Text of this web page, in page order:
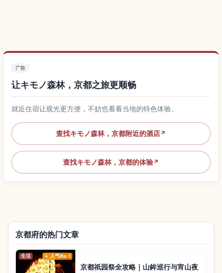
广告
让キモノ森林，京都之旅更顺畅
就近住宿让观光更方便，不妨也看看当地的特色体验。
查找キモノ森林，京都附近的酒店↗
查找キモノ森林，京都的体验↗
京都府的热门文章
生活 人气No.1
京都祇园祭全攻略｜山鉾巡行与宵山夜